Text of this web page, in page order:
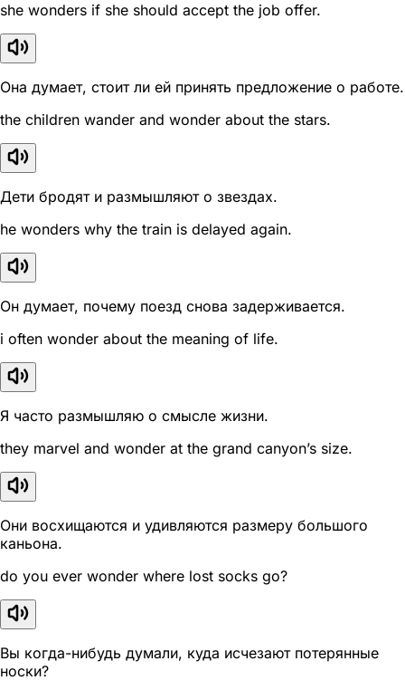
she wonders if she should accept the job offer.
Она думает, стоит ли ей принять предложение о работе.
the children wander and wonder about the stars.
Дети бродят и размышляют о звездах.
he wonders why the train is delayed again.
Он думает, почему поезд снова задерживается.
i often wonder about the meaning of life.
Я часто размышляю о смысле жизни.
they marvel and wonder at the grand canyon’s size.
Они восхищаются и удивляются размеру большого
каньона.
do you ever wonder where lost socks go?
Вы когда-нибудь думали, куда исчезают потерянные
носки?